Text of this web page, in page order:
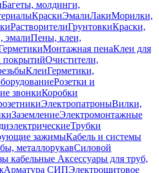
Багеты, молдинги,
КраскиЭмалиЛакиМорилки,
РастворителиГрунтовкиКраски,
эмалиПены, клеи,
Монтажная пенаКлеи для
покрытийОчистители,
КлеиГерметики,
Розетки и
звонкиКоробки
ЭлектропатроныВилки,
ЗаземлениеЭлектромонтажные
Трубки
зажимыКабель и системы
металлорукавСиловой
кабельные Аксессуары для труб,
Арматура СИПЭлектрощитовое